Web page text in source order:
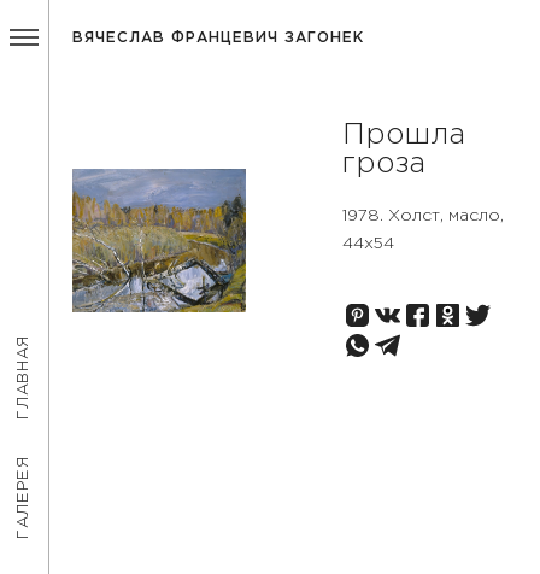
ГАЛЕРЕЯ
ГЛАВНАЯ
ВЯЧЕСЛАВ ФРАНЦЕВИЧ ЗАГОНЕК
Прошла
гроза
1978. Холст, масло,
44х54